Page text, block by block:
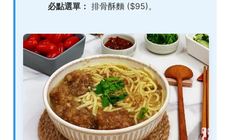
必點選單： 排骨酥麵 ($95)。